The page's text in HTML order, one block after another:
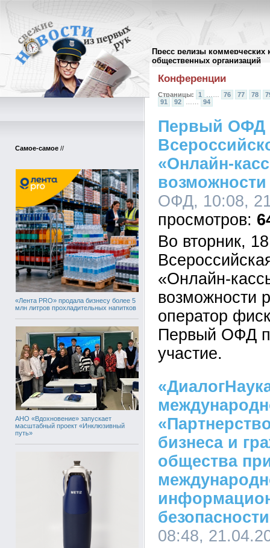
Пресс релизы коммерческих
общественных организаций
Самое-самое //
«Лента PRO» продала бизнесу более 5
млн литров прохладительных напитков
АНО «Вдохновение» запускает
масштабный проект «Инклюзивный
путь»
Архив пресс-релизов//
Конференции
Страницы: 1 76 77 78
91
92 …… 94
Первый ОФД
«Онлайн-
ОФД, 10:08,
Во вторник,
«Онлайн-
возможности
оператор
Первый ОФД
участие.
бизнеса и
общества
08:48,